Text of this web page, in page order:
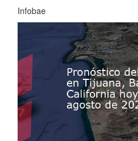
Infobae